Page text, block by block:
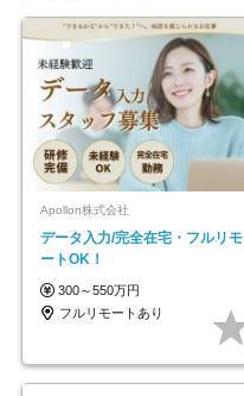
Apollon株式会社
データ入力/完全在宅・フルリモ
ートOK！
300～550万円
フルリモートあり